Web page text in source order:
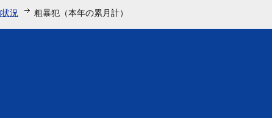
況 粗暴犯（本年の累月計）